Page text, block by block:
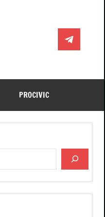
Telegram
PROCIVIC